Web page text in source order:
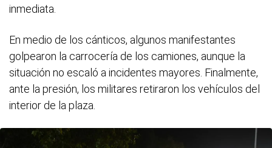
inmediata.
En medio de los cánticos, algunos manifestantes
golpearon la carrocería de los camiones, aunque la
situación no escaló a incidentes mayores. Finalmente,
ante la presión, los militares retiraron los vehículos del
interior de la plaza.